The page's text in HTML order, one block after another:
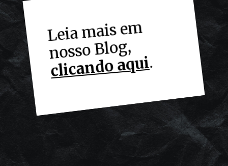
Leia
mais e
m
nosso Blog,
clicando aqui.